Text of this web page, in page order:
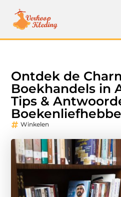
Ontdek de
Boekhandels in
Tips &
Winkelen